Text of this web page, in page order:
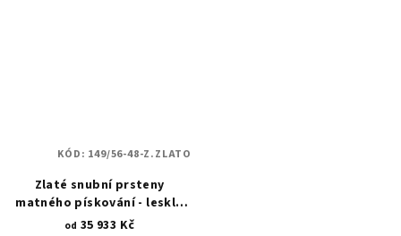
Zlaté snubní prsteny
matného pískování - lesklá
povrchová úprava - linie 149
od 35 933 Kč
KÓD: 149/56-48-Z.ZLATO